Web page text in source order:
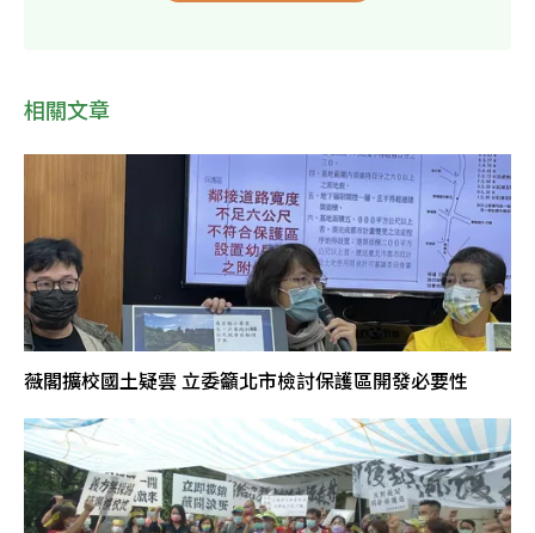
相關文章
薇閣擴校國土疑雲 立委籲北市檢討保護區開發必要性